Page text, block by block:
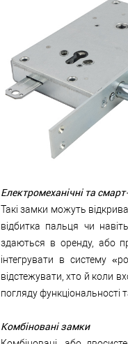
Електромеханічні та
Такі замки можуть
відбитка пальця чи
здаються в оренду, або
інтегрувати в систему
відстежувати, хто й коли
погляду функціональності
Комбіновані замки